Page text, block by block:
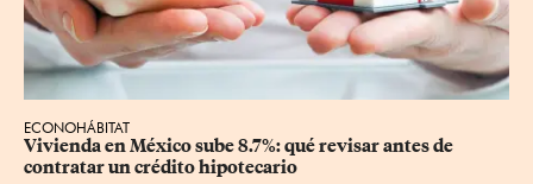
ECONOHÁBITAT
Vivienda en México sube 8.7%: qué revisar antes de
contratar un crédito hipotecario